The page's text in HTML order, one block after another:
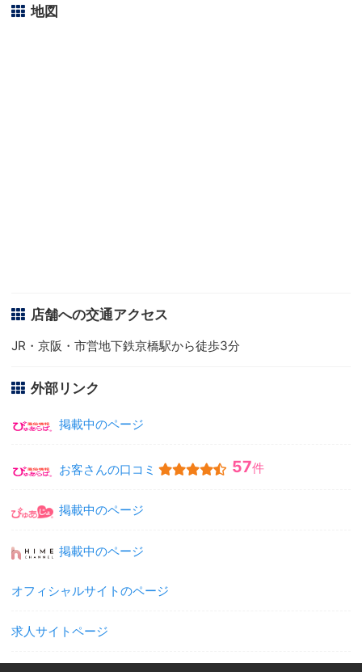
地図
店舗への交通アクセス
JR・京阪・市営地下鉄京橋駅から徒歩3分
外部リンク
掲載中のページ
お客さんの口コミ 57件
掲載中のページ
掲載中のページ
オフィシャルサイトのページ
求人サイトページ